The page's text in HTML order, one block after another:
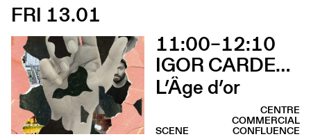
FRI 13.01
11:00–12:10
IGOR CARDELLINI & TOMAS GONZALEZ
L’Âge d’or
CENTRE
COMMERCIAL
CONFLUENCE
SCENE